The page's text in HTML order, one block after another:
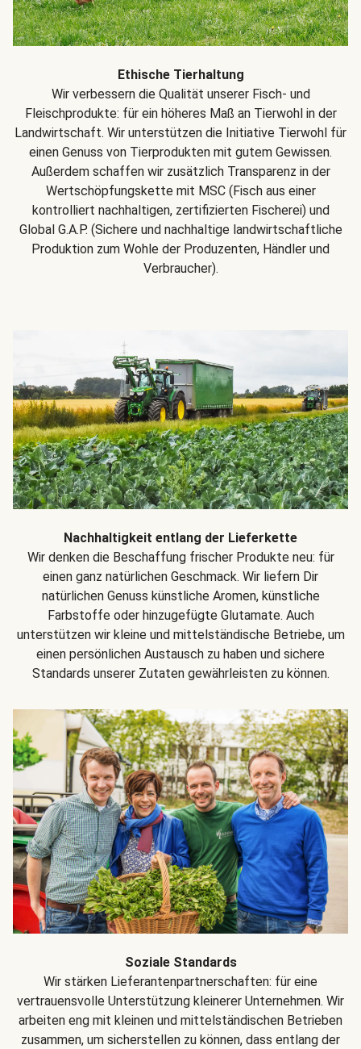
Ethische Tierhaltung
Wir verbessern die Qualität unserer Fisch- und
Fleischprodukte: für ein höheres Maß an Tierwohl in der
Landwirtschaft. Wir unterstützen die Initiative Tierwohl für
einen Genuss von Tierprodukten mit gutem Gewissen.
Außerdem schaffen wir zusätzlich Transparenz in der
Wertschöpfungskette mit MSC (Fisch aus einer
kontrolliert nachhaltigen, zertifizierten Fischerei) und
Global G.A.P. (Sichere und nachhaltige landwirtschaftliche
Produktion zum Wohle der Produzenten, Händler und
Verbraucher).
Nachhaltigkeit entlang der Lieferkette
Wir denken die Beschaffung frischer Produkte neu: für
einen ganz natürlichen Geschmack. Wir liefern Dir
natürlichen Genuss künstliche Aromen, künstliche
Farbstoffe oder hinzugefügte Glutamate. Auch
unterstützen wir kleine und mittelständische Betriebe, um
einen persönlichen Austausch zu haben und sichere
Standards unserer Zutaten gewährleisten zu können.
Soziale Standards
Wir stärken Lieferantenpartnerschaften: für eine
vertrauensvolle Unterstützung kleinerer Unternehmen. Wir
arbeiten eng mit kleinen und mittelständischen Betrieben
zusammen, um sicherstellen zu können, dass entlang der